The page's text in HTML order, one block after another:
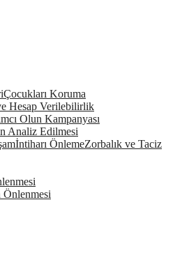
Çocukları Koruma
Hesap Verilebilirlik
Olun Kampanyası
Analiz Edilmesi
İntiharı ÖnlemeZorbalık ve Taciz
Önlenmesi